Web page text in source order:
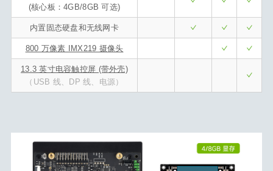
(核心板：4GB/8GB 可选)
内置固态硬盘和无线网卡
800 万像素 IMX219 摄像头
13.3 英寸电容触控屏 (带外壳)
（USB 线、DP 线、电源）